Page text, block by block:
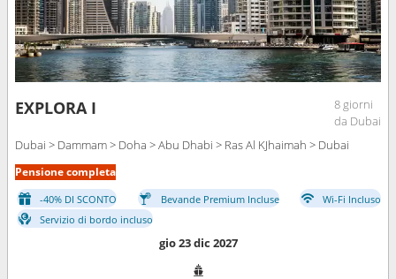
EXPLORA I
8 giorni
da Dubai
Dubai > Dammam > Doha > Abu Dhabi > Ras Al KJhaimah > Dubai
Pensione completa
-40% DI SCONTO Bevande Premium Incluse
Wi-Fi Incluso
Servizio di bordo incluso
gio 23 dic 2027